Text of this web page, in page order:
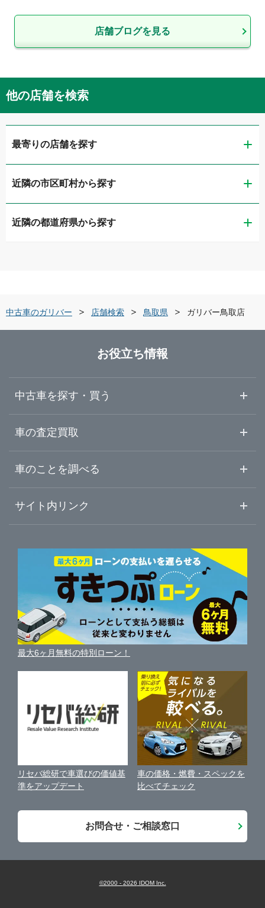
店舗ブログを見る
他の店舗を検索
最寄りの店舗を探す
ガリバー鳥取店
ガリバー米子米原店
近隣の市区町村から探す
鳥取市
近隣の都道府県から探す
山口県
徳島県
香川県
愛媛県
中古車のガリバー 店舗検索 鳥取県 ガリバー鳥取店
お役立ち情報
中古車を探す・買う
中古車情報・中古車検索
初めての中古車購入ガイド
中古車人気ランキング
自動車ローンを調べる
ガリバーの自動車ローン
車買い替えの基礎知識
近くのお店で車を探す
車の査定買取
車査定・車買取ならガリバー
ガリバーの査定が選ばれる理由
車を売る時よくある質問
便利な査定サービス
中古車買取相場（毎月更新）
車の個人売買ガイド
車のことを調べる
車初心者まとめ
新車・中古車カタログ
車の燃費を調べる
車種別クチコミ
車比較サイト
サイト内リンク
サイトマップ
サイトの使用条件
利用規約
保険代理店業務に関する基本方針
古物営業法に基づく表示
お客様の声
会社案内
最大6ヶ月無料の特別ローン！
リセバ総研で車選びの価値基
準をアップデート
車の価格・燃費・スペックを
比べてチェック
お問合せ・ご相談窓口
©2000 - 2026 IDOM Inc.